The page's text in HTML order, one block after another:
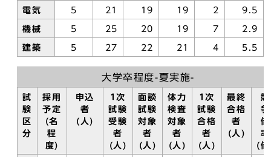
電気 5 21 19 19 2 9.5
機械 5 25 20 19 7 2.9
建築 5 27 22 21 4 5.5
大学卒程度-夏実施-
試
験
区
分
採用
予定
(名
程
度)
申込
者
(人)
1次
試験
受験
者
(人)
面談
試験
対象
者
(人)
体力
検査
対象
者
(人)
1次
試験
合格
者
(人)
最終
合格
者
(人)
競
争
倍
率
(